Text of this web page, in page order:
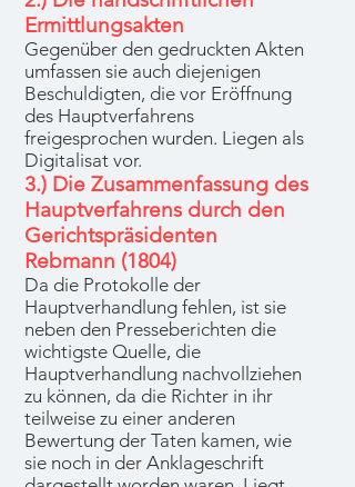
Ermittlungsakten
Gegenüber den gedruckten Akten
umfassen sie auch diejenigen
Beschuldigten, die vor Eröffnung
des Hauptverfahrens
freigesprochen wurden. Liegen als
Digitalisat vor.
3.) Die Zusammenfassung des
Hauptverfahrens durch den
Gerichtspräsidenten
Rebmann (1804)
Da die Protokolle der
Hauptverhandlung fehlen, ist sie
neben den Presseberichten die
wichtigste Quelle, die
Hauptverhandlung nachvollziehen
zu können, da die Richter in ihr
teilweise zu einer anderen
Bewertung der Taten kamen, wie
sie noch in der Anklageschrift